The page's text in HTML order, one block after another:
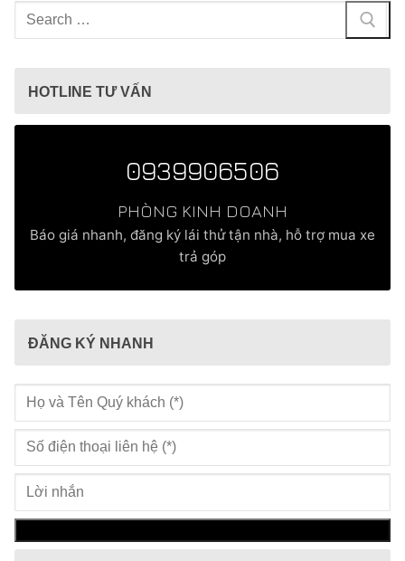
Tìm
kiếm
HOTLINE TƯ VẤN
0939906506
PHÒNG KINH DOANH
Báo giá nhanh, đăng ký lái thử tận nhà, hỗ trợ mua xe
trả góp
ĐĂNG KÝ NHANH